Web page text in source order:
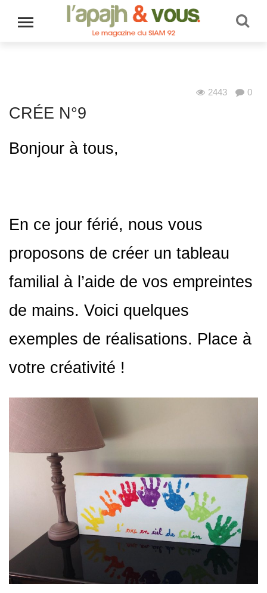
2443 0
CRÉE N°9
Bonjour à tous,
En ce jour férié, nous vous
proposons de créer un tableau
familial à l’aide de vos empreintes
de mains. Voici quelques
exemples de réalisations. Place à
votre créativité !